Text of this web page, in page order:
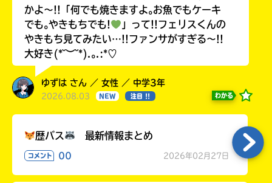
かよ〜!!「何でも焼きますよ｡お魚でもケーキ
でも｡やきもちでも!
」って!!フェリスくんの
やきもち見てみたい…!!ファンサがすぎる〜!!
大好き(*˘︶˘*).｡.:*♡
ゆずは さん ／ 女性 ／ 中学3年
2026.08.03 NEW 注目 !! わかる
歴バス 最新情報まとめ
コメント 00 2026年02月27日